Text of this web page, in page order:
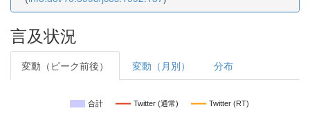
言及状況
変動（ピーク前後） 変動（月別） 分布
合計 Twitter (通常) Twitter (RT)